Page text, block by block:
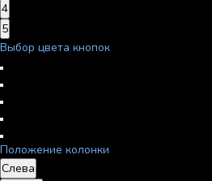
4
5
Выбор цвета кнопок
Положение колонки
Слева